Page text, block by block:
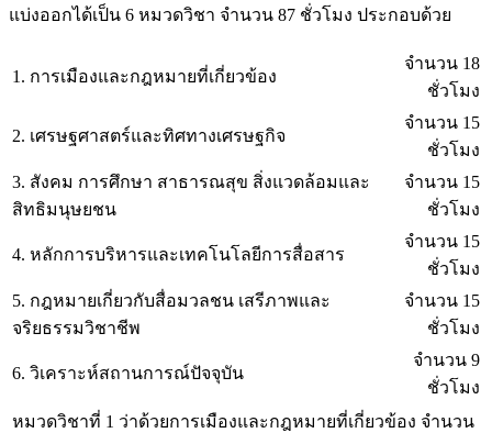
แบ่งออกได้เป็น 6 หมวดวิชา จำนวน 87 ชั่วโมง ประกอบด้วย
1. การเมืองและกฎหมายที่เกี่ยวข้อง
จำนวน 18
ชั่วโมง
2. เศรษฐศาสตร์และทิศทางเศรษฐกิจ
จำนวน 15
ชั่วโมง
3. สังคม การศึกษา สาธารณสุข สิ่งแวดล้อมและ
สิทธิมนุษยชน
จำนวน 15
ชั่วโมง
4. หลักการบริหารและเทคโนโลยีการสื่อสาร
จำนวน 15
ชั่วโมง
5. กฎหมายเกี่ยวกับสื่อมวลชน เสรีภาพและ
จริยธรรมวิชาชีพ
จำนวน 15
ชั่วโมง
6. วิเคราะห์สถานการณ์ปัจจุบัน
จำนวน 9
ชั่วโมง
หมวดวิชาที่ 1 ว่าด้วยการเมืองและกฎหมายที่เกี่ยวข้อง จำนวน